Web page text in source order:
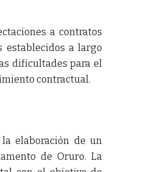
a contratos
establecidos a largo
dificultades para el
contractual.
elaboración de un
de Oruro. La